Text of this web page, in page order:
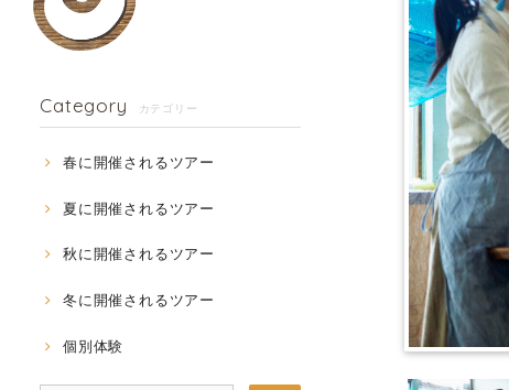
Category カテゴリー
春に開催されるツアー
夏に開催されるツアー
秋に開催されるツアー
冬に開催されるツアー
個別体験